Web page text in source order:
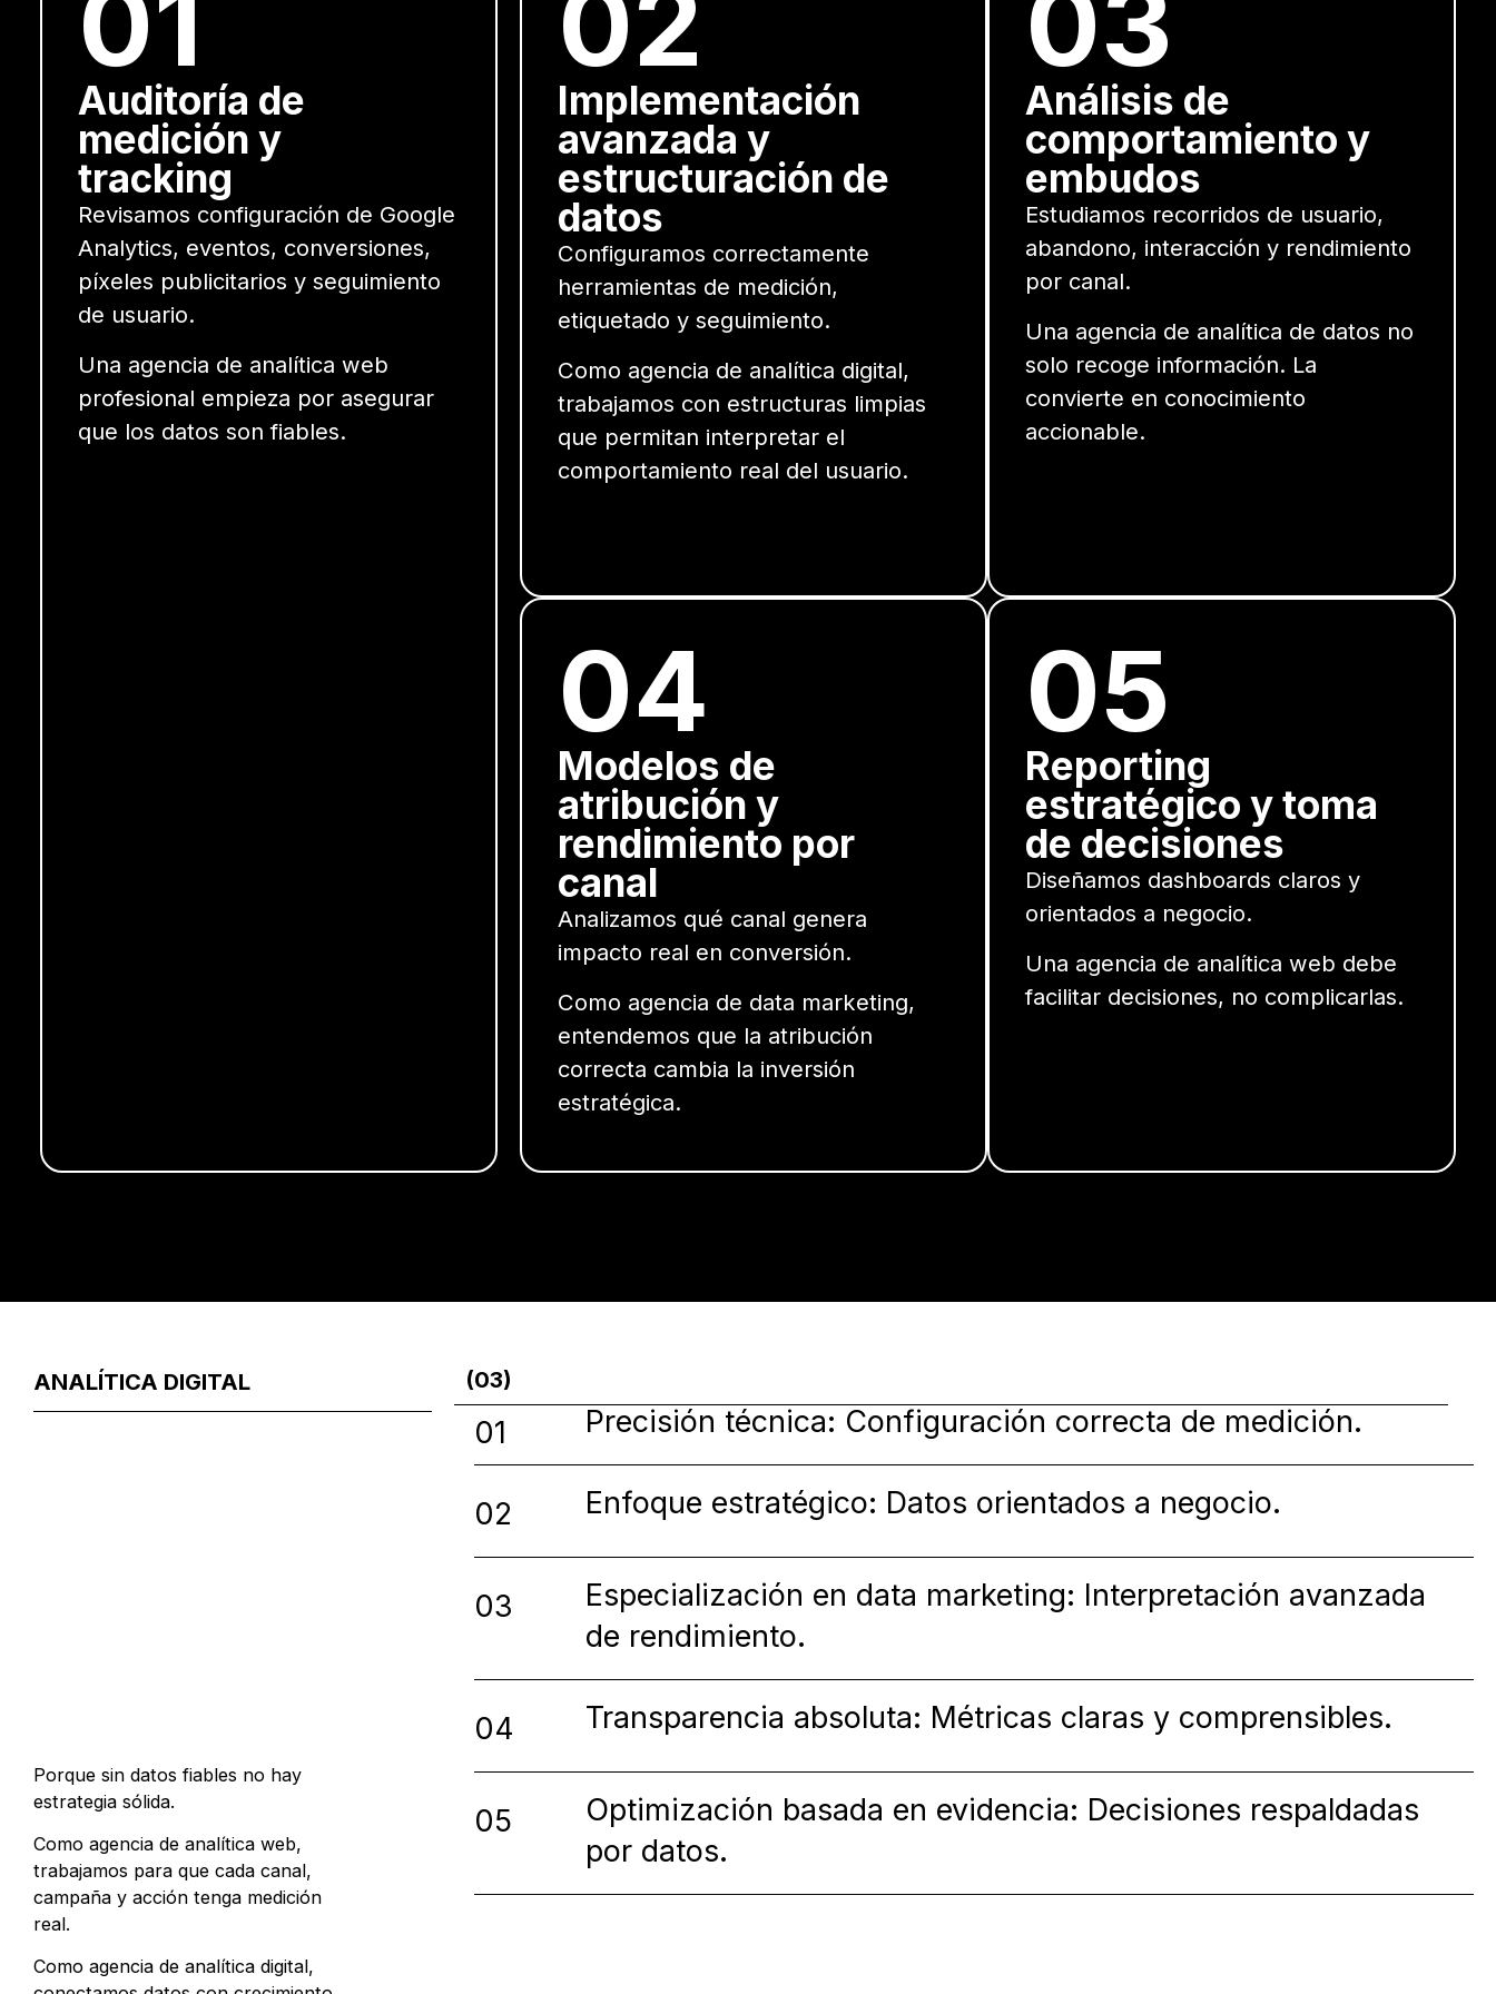
Auditoría de
medición y
tracking
Revisamos configuración de Google
Analytics, eventos, conversiones,
píxeles publicitarios y seguimiento
de usuario.
Una agencia de analítica web
profesional empieza por asegurar
que los datos son fiables.
Implementación
avanzada y
estructuración de
datos
Configuramos correctamente
herramientas de medición,
etiquetado y seguimiento.
Como agencia de analítica digital,
trabajamos con estructuras limpias
que permitan interpretar el
comportamiento real del usuario.
Análisis de
comportamiento y
embudos
Estudiamos recorridos de usuario,
abandono, interacción y rendimiento
por canal.
Una agencia de analítica de datos no
solo recoge información. La
convierte en conocimiento
accionable.
04
Modelos de
atribución y
rendimiento por
canal
Analizamos qué canal genera
impacto real en conversión.
Como agencia de data marketing,
entendemos que la atribución
correcta cambia la inversión
estratégica.
05
Reporting
estratégico y toma
de decisiones
Diseñamos dashboards claros y
orientados a negocio.
Una agencia de analítica web debe
facilitar decisiones, no complicarlas.
ANALÍTICA DIGITAL (03)
Porque sin datos fiables no hay
estrategia sólida.
Como agencia de analítica web,
trabajamos para que cada canal,
campaña y acción tenga medición
real.
Como agencia de analítica digital,
01 Precisión técnica: Configuración correcta de medición.
02 Enfoque estratégico: Datos orientados a negocio.
03
Especialización en data marketing: Interpretación avanzada
de rendimiento.
04 Transparencia absoluta: Métricas claras y comprensibles.
05
Optimización basada en evidencia: Decisiones respaldadas
por datos.